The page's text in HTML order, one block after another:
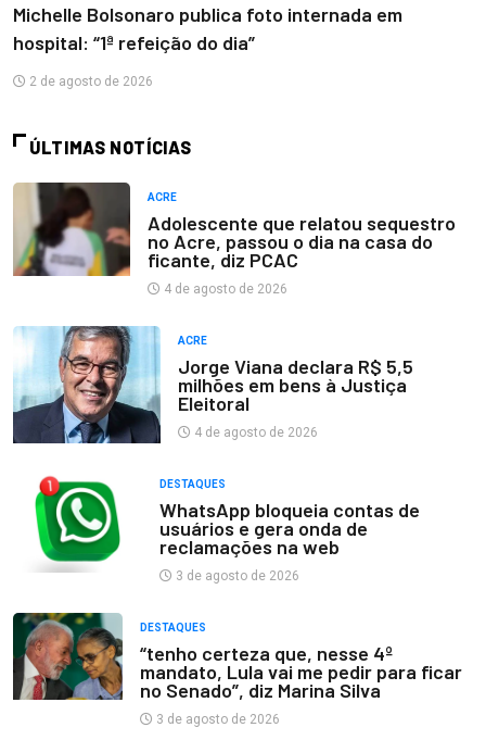
Michelle Bolsonaro publica foto internada em
hospital: “1ª refeição do dia”
2 de agosto de 2026
ÚLTIMAS NOTÍCIAS
ACRE
Adolescente que relatou sequestro
no Acre, passou o dia na casa do
ficante, diz PCAC
4 de agosto de 2026
ACRE
Jorge Viana declara R$ 5,5
milhões em bens à Justiça
Eleitoral
4 de agosto de 2026
DESTAQUES
WhatsApp bloqueia contas de
usuários e gera onda de
reclamações na web
3 de agosto de 2026
DESTAQUES
“tenho certeza que, nesse 4º
mandato, Lula vai me pedir para ficar
no Senado”, diz Marina Silva
3 de agosto de 2026